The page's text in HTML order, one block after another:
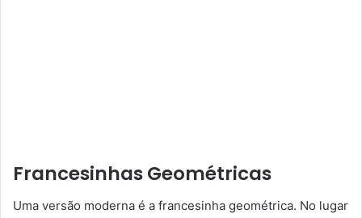
Francesinhas Geométricas
Uma versão moderna é a francesinha geométrica. No lugar